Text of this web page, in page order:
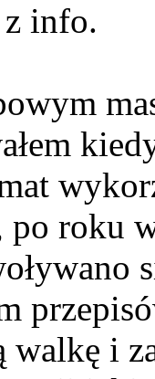
z info.
roku
i